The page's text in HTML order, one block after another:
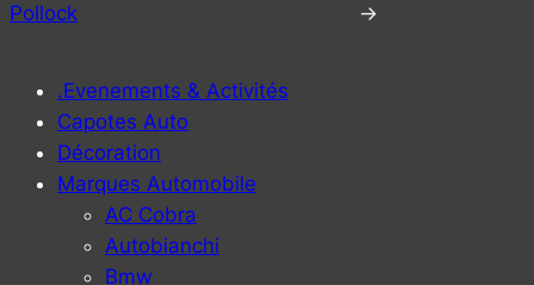
Pollock
→
.Evenements & Activités
Capotes Auto
Décoration
Marques Automobile
AC Cobra
Autobianchi
Bmw